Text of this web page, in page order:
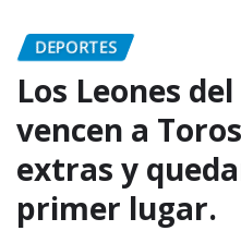
DEPORTES
Los Leones
vencen a
extras y
primer lugar.